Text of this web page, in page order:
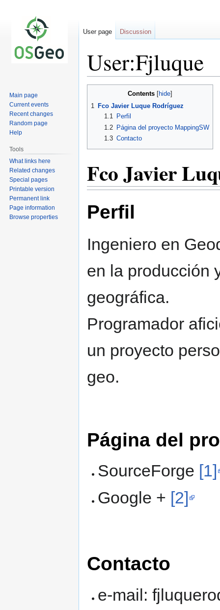
User:Fjluque
Contents
1 Fco Javier Luque Rodríguez
1.1
Perfil
1.2
Página del proyecto MappingSW
1.3 Contacto
Fco Javier
Perfil
Ingeniero en
en la producción
geográfica.
Programador
un proyecto
geo.
Página del
SourceForge [1]
Google + [2]
Contacto
e-mail:
User page Discussion
Main page
Current events
Recent changes
Random page
Help
Tools
What links here
Related changes
Special pages
Printable version
Permanent link
Page information
Browse properties